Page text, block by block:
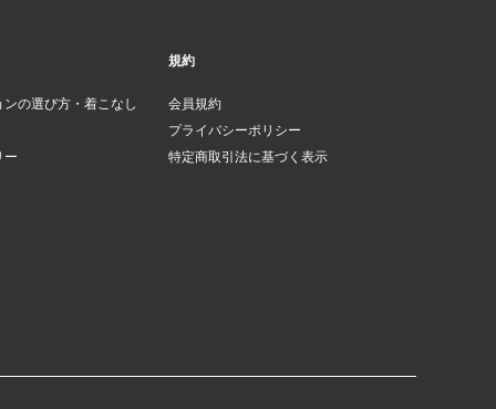
ンの選び方・着こなし
ー
規約
会員規約
プライバシーポリシー
特定商取引法に基づく表示